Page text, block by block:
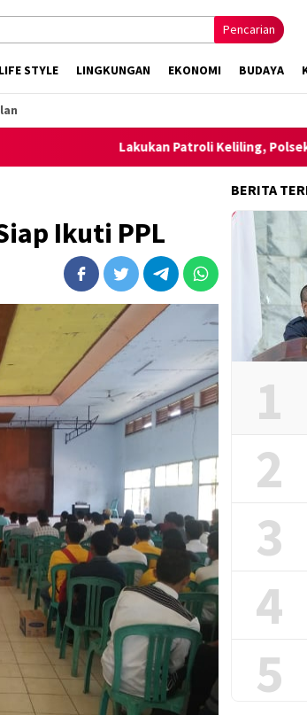
Pencarian
LIFE STYLE LINGKUNGAN EKONOMI BUDAYA
Lakukan Patroli Keliling, Polsek Ambalawi
Ikuti PPL
BERITA
1
2
3
4
5